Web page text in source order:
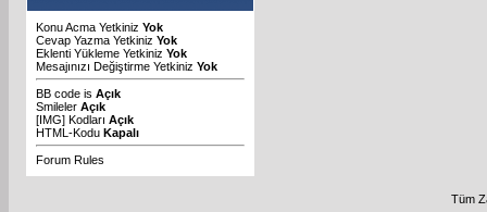
Konu Acma Yetkiniz Yok
Cevap Yazma Yetkiniz Yok
Eklenti Yükleme Yetkiniz Yok
Mesajınızı Değiştirme Yetkiniz Yok
BB code is Açık
Smileler Açık
[IMG] Kodları Açık
HTML-Kodu Kapalı
Forum Rules
Tüm